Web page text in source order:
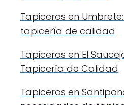
Tapiceros en
tapicería de calidad
Tapiceros en El
Tapicería de Calidad
Tapiceros en